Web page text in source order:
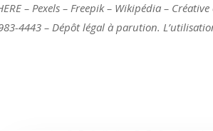
– Pexels – Freepik – Wikipédia –
4443 – Dépôt légal à parution.